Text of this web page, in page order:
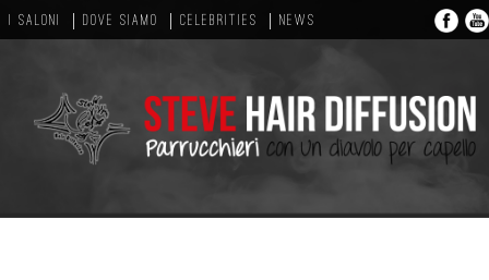
I SALONI DOVE SIAMO CELEBRITIES NEWS